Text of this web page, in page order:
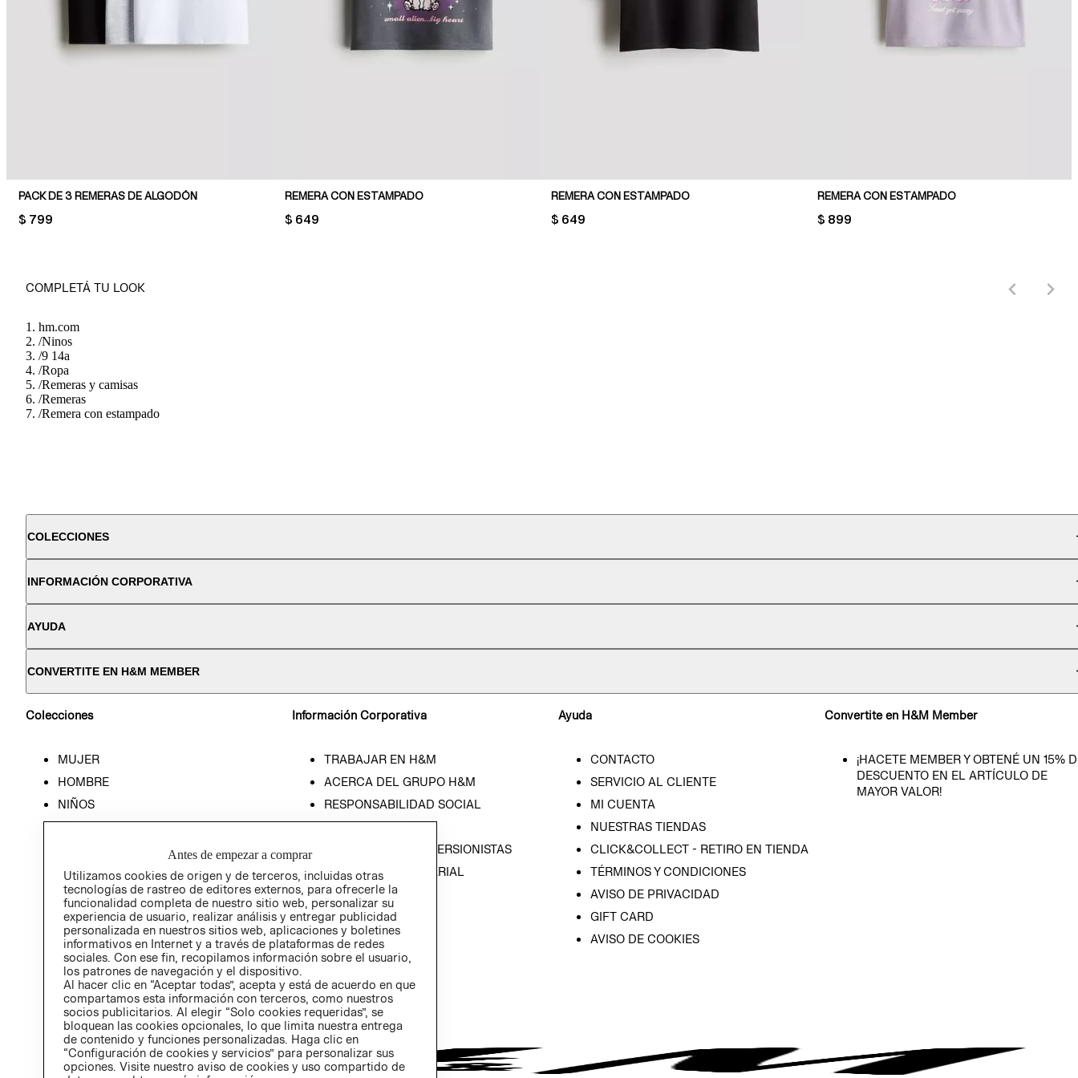
PACK DE 3 REMERAS DE ALGODÓN
PRICE:
$ 799
REMERA CON ESTAMPADO
PRICE:
$ 649
REMERA CON ESTAMPADO
PRICE:
$ 649
REMERA CON ESTAMPADO
PRICE:
$ 899
COMPLETÁ TU LOOK
hm.com
/Ninos
/9 14a
/Ropa
/Remeras y camisas
/Remeras
/Remera con estampado
COLECCIONES
INFORMACIÓN CORPORATIVA
AYUDA
CONVERTITE EN H&M MEMBER
Colecciones
MUJER
HOMBRE
NIÑOS
HOME
Información Corporativa
TRABAJAR EN H&M
ACERCA DEL GRUPO H&M
RESPONSABILIDAD SOCIAL
PRENSA
RELACIÓN CON INVERSIONISTAS
POLÍTICA EMPRESARIAL
Ayuda
CONTACTO
SERVICIO AL CLIENTE
MI CUENTA
NUESTRAS TIENDAS
CLICK&COLLECT - RETIRO EN TIENDA
TÉRMINOS Y CONDICIONES
AVISO DE PRIVACIDAD
GIFT CARD
AVISO DE COOKIES
Convertite en H&M Member
¡HACETE MEMBER Y OBTENÉ UN 15%
DESCUENTO EN EL ARTÍCULO DE
MAYOR VALOR!
Antes de empezar a comprar
Utilizamos cookies de origen y de terceros, incluidas otras
tecnologías de rastreo de editores externos, para ofrecerle la
funcionalidad completa de nuestro sitio web, personalizar su
experiencia de usuario, realizar análisis y entregar publicidad
personalizada en nuestros sitios web, aplicaciones y boletines
informativos en Internet y a través de plataformas de redes
sociales. Con ese fin, recopilamos información sobre el usuario,
los patrones de navegación y el dispositivo.
Al hacer clic en “Aceptar todas”, acepta y está de acuerdo en que
compartamos esta información con terceros, como nuestros
socios publicitarios. Al elegir “Solo cookies requeridas”, se
bloquean las cookies opcionales, lo que limita nuestra entrega
de contenido y funciones personalizadas. Haga clic en
“Configuración de cookies y servicios” para personalizar sus
opciones. Visite nuestro aviso de cookies y uso compartido de